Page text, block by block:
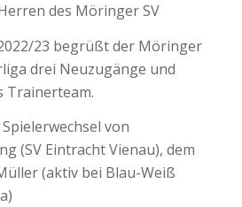
des Möringer SV
23 begrüßt der Möringer
drei Neuzugänge und
Trainerteam.
von
(SV Eintracht Vienau), dem
(aktiv bei Blau-Weiß